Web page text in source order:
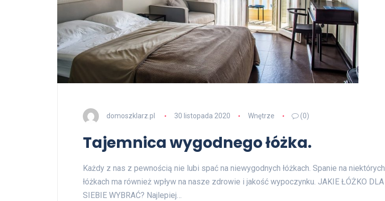
domoszklarz.pl 30 listopada 2020 Wnętrze (0)
Tajemnica wygodnego łóżka.
Każdy z nas z pewnością nie lubi spać na niewygodnych łóżkach. Spanie na niektórych
łóżkach ma również wpływ na nasze zdrowie i jakość wypoczynku. JAKIE ŁÓŻKO DLA
SIEBIE WYBRAĆ? Najlepiej…